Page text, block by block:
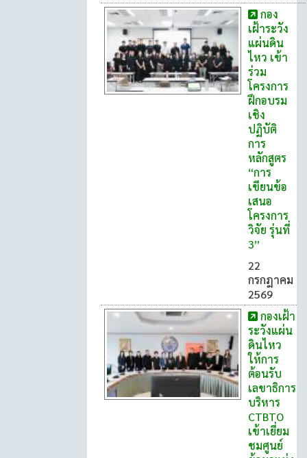
กอง
เฝ้าระวัง
แผ่นดิน
ไหว เข้า
ร่วม
โครงการ
ฝึกอบรม
เชิง
ปฏิบัติ
การ
หลักสูตร
“การ
เขียนข้อ
เสนอ
โครงการ
วิจัย รุ่นที่
3”
22
กรกฎาคม
2569
กองเฝ้า
ระวังแผ่น
ดินไหว
ให้การ
ต้อนรับ
เลขาธิการ
บริหาร
CTBTO
เข้าเยี่ยม
ชมศูนย์